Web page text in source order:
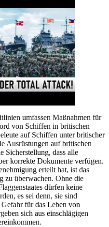
umfassen Maßnahmen für
von Schiffen in britischen
auf Schiffen unter britischer
Ausrüstungen auf britischen
Sicherstellung, dass alle
korrekte Dokumente verfügen.
erteilt hat, ist das
zu überwachen. Ohne die
dürfen keine
es sei denn, sie sind
für das Leben von
sich aus einschlägigen